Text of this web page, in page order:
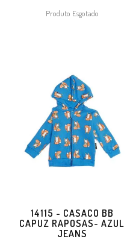
Produto Esgotado
14115 - CASACO BB
CAPUZ RAPOSAS- AZUL
JEANS